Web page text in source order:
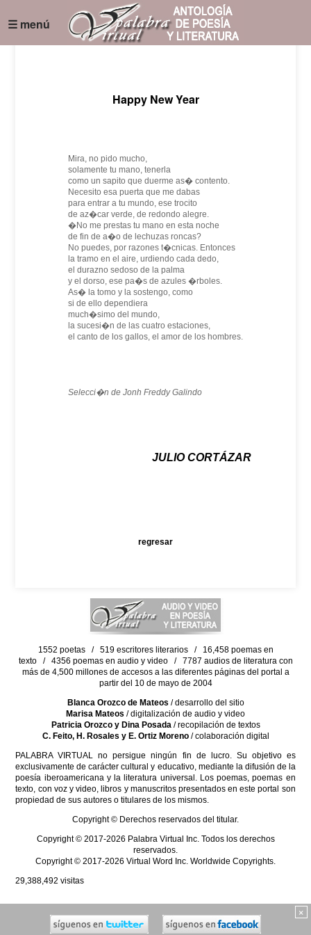
☰ menú
Happy New Year
Mira, no pido mucho,
solamente tu mano, tenerla
como un sapito que duerme as� contento.
Necesito esa puerta que me dabas
para entrar a tu mundo, ese trocito
de az�car verde, de redondo alegre.
�No me prestas tu mano en esta noche
de fin de a�o de lechuzas roncas?
No puedes, por razones t�cnicas. Entonces
la tramo en el aire, urdiendo cada dedo,
el durazno sedoso de la palma
y el dorso, ese pa�s de azules �rboles.
As� la tomo y la sostengo, como
si de ello dependiera
much�simo del mundo,
la sucesi�n de las cuatro estaciones,
el canto de los gallos, el amor de los hombres.
Selecci�n de Jonh Freddy Galindo
JULIO CORTÁZAR
regresar
×
1552 poetas / 519 escritores literarios / 16,458 poemas en
texto / 4356 poemas en audio y video / 7787 audios de literatura con
más de 4,500 millones de accesos a las diferentes páginas del portal a
partir del 10 de mayo de 2004
Blanca Orozco de Mateos / desarrollo del sitio
Marisa Mateos / digitalización de audio y video
Patricia Orozco y Dina Posada/ recopilación de textos
C. Feito, H. Rosales y E. Ortiz Moreno/ colaboración digital
PALABRA VIRTUAL no persigue ningún fin de lucro. Su objetivo es
exclusivamente de carácter cultural y educativo, mediante la difusión de la
poesía iberoamericana y la literatura universal. Los poemas, poemas en
texto, con voz y video, libros y manuscritos presentados en este portal son
propiedad de sus autores o titulares de los mismos.
Copyright © Derechos reservados del titular.
Copyright © 2017-2026 Palabra Virtual Inc. Todos los derechos
reservados.
Copyright © 2017-2026 Virtual Word Inc. Worldwide Copyrights.
29,388,492 visitas